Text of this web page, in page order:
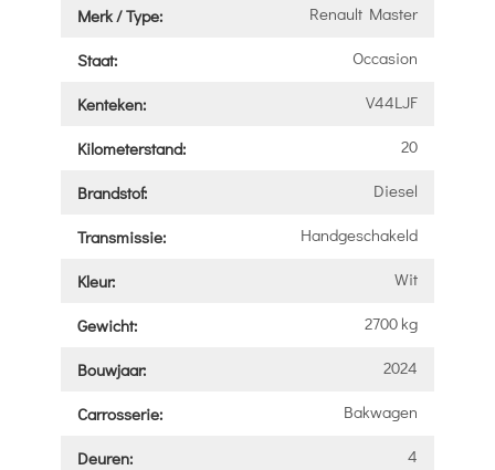
Merk / Type: Renault Master
Staat: Occasion
Kenteken: V44LJF
Kilometerstand: 20
Brandstof: Diesel
Transmissie: Handgeschakeld
Kleur: Wit
Gewicht: 2700 kg
Bouwjaar: 2024
Carrosserie: Bakwagen
Deuren: 4